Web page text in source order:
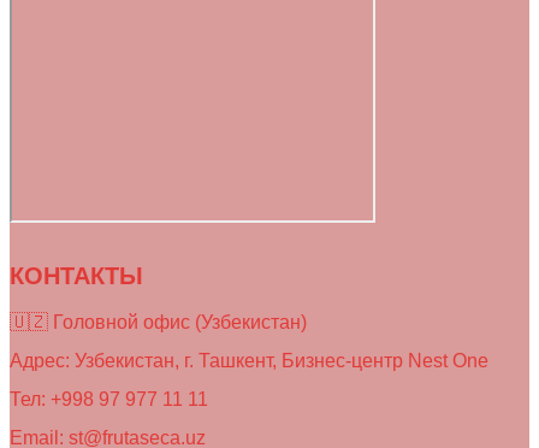
КОНТАКТЫ
🇺🇿 Головной офис (Узбекистан)
Адрес: Узбекистан, г. Ташкент, Бизнес-центр Nest One
Тел: +998 97 977 11 11
Email: st@frutaseca.uz